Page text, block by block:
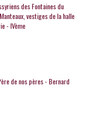
des Fontaines du
vestiges de la halle
- IVème
de nos pères - Bernard